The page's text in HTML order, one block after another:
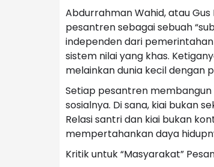
Abdurrahman Wahid, atau
pesantren sebagai sebuah
independen dari
sistem nilai yang khas.
melainkan dunia kecil dengan
Setiap pesantren
sosialnya. Di sana, kiai bukan
Relasi santri dan kiai bukan
mempertahankan daya
Kritik untuk “Masyarakat”